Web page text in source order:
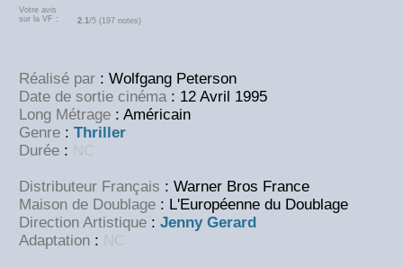
Votre avis
sur la VF :
2.1/5 (197 notes)
Réalisé par : Wolfgang Peterson
Date de sortie cinéma : 12 Avril 1995
Long Métrage : Américain
Genre : Thriller
Durée : NC
Distributeur Français : Warner Bros France
Maison de Doublage : L'Européenne du Doublage
Direction Artistique : Jenny Gerard
Adaptation : NC